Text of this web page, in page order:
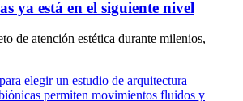
ya está en el siguiente nivel
de atención estética durante milenios,
elegir un estudio de arquitectura
permiten movimientos fluidos y